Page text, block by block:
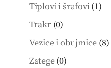
Tiplovi i šrafovi 11
Trakr 00
products
Vezice i obujmice 88
Zatege 00